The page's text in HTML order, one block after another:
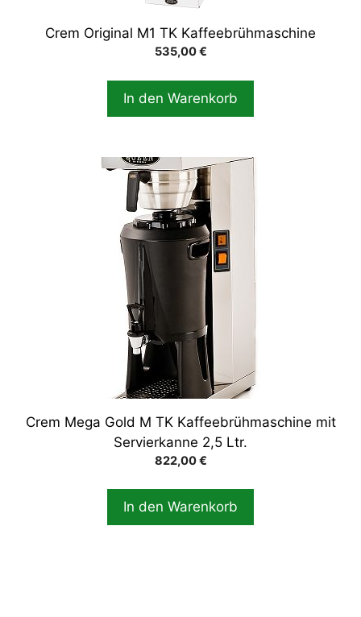
Crem Original M1 TK Kaffeebrühmaschine
535,00€
In den Warenkorb
Crem Mega Gold M TK Kaffeebrühmaschine mit
Servierkanne 2,5 Ltr.
822,00€
In den Warenkorb